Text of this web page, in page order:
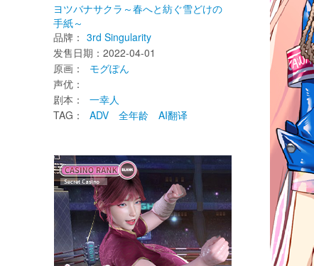
ヨツバナサクラ～春へと紡ぐ雪どけの
手紙～
品牌： 3rd Singularity
发售日期：2022-04-01
原画：
モグぽん
声优：
剧本：
一幸人
TAG：
ADV 全年龄 AI翻译